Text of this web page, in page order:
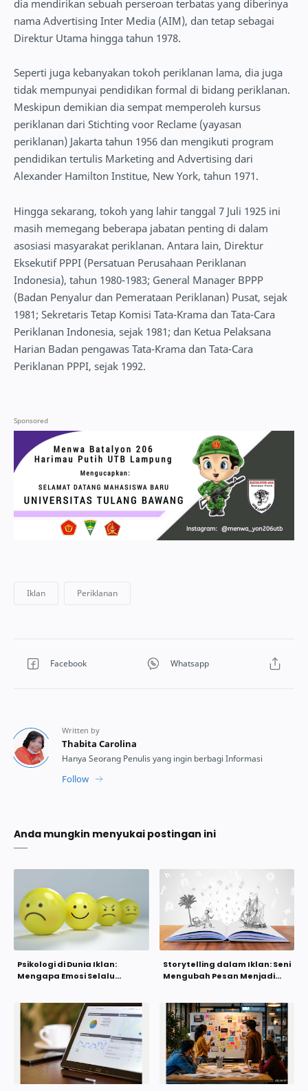
dia mendirikan sebuah perseroan terbatas yang diberinya
nama Advertising Inter Media (AIM), dan tetap sebagai
Direktur Utama hingga tahun 1978.
Seperti juga kebanyakan tokoh periklanan lama, dia juga
tidak mempunyai pendidikan formal di bidang periklanan.
Meskipun demikian dia sempat memperoleh kursus
periklanan dari Stichting voor Reclame (yayasan
periklanan) Jakarta tahun 1956 dan mengikuti program
pendidikan tertulis Marketing and Advertising dari
Alexander Hamilton Institue, New York, tahun 1971.
Hingga sekarang, tokoh yang lahir tanggal 7 Juli 1925 ini
masih memegang beberapa jabatan penting di dalam
asosiasi masyarakat periklanan. Antara lain, Direktur
Eksekutif PPPI (Persatuan Perusahaan Periklanan
Indonesia), tahun 1980-1983; General Manager BPPP
(Badan Penyalur dan Pemerataan Periklanan) Pusat, sejak
1981; Sekretaris Tetap Komisi Tata-Krama dan Tata-Cara
Periklanan Indonesia, sejak 1981; dan Ketua Pelaksana
Harian Badan pengawas Tata-Krama dan Tata-Cara
Periklanan PPPI, sejak 1992.
Anda mungkin menyukai postingan ini
Psikologi di Dunia Iklan:
Mengapa Emosi Selalu
Storytelling dalam Iklan: Seni
Mengubah Pesan Menjadi